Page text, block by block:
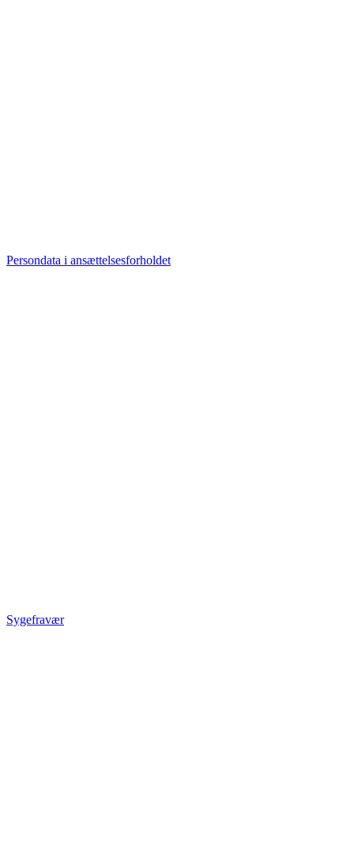
Persondata i ansættelsesforholdet
Sygefravær